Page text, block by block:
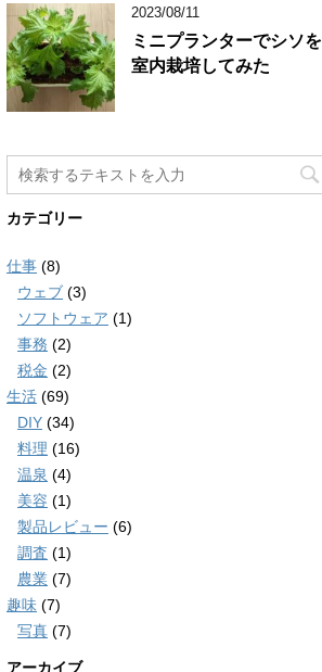
2023/08/11
ミニプランターでシソを
室内栽培してみた
カテゴリー
仕事 (8)
ウェブ (3)
ソフトウェア (1)
事務 (2)
税金 (2)
生活 (69)
DIY (34)
料理 (16)
温泉 (4)
美容 (1)
製品レビュー (6)
調査 (1)
農業 (7)
趣味 (7)
写真 (7)
アーカイブ